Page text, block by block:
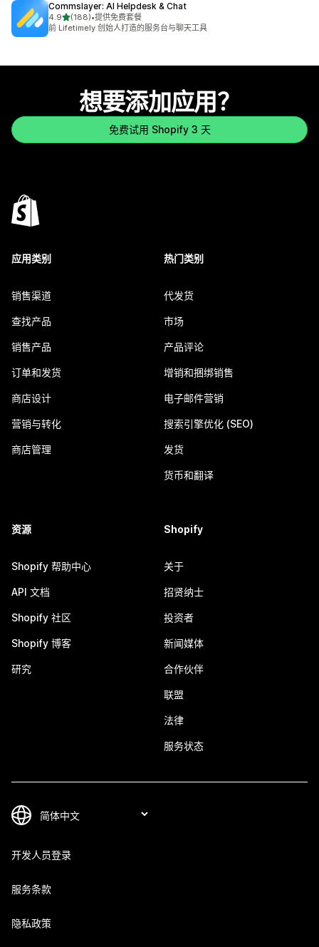
Commslayer: AI Helpdesk & Chat
4.9星（满分 5 星）
(188)
总共 188 条评论
•提供免费套餐
前 Lifetimely 创始人打造的服务台与聊天工具
想要添加应用？
免费试用 Shopify 3 天
应用类别
销售渠道
查找产品
销售产品
订单和发货
商店设计
营销与转化
商店管理
热门类别
代发货
市场
产品评论
增销和捆绑销售
电子邮件营销
搜索引擎优化 (SEO)
发货
货币和翻译
资源
Shopify 帮助中心
API 文档
Shopify 社区
Shopify 博客
研究
Shopify
关于
招贤纳士
投资者
新闻媒体
合作伙伴
联盟
法律
服务状态
开发人员登录
服务条款
隐私政策